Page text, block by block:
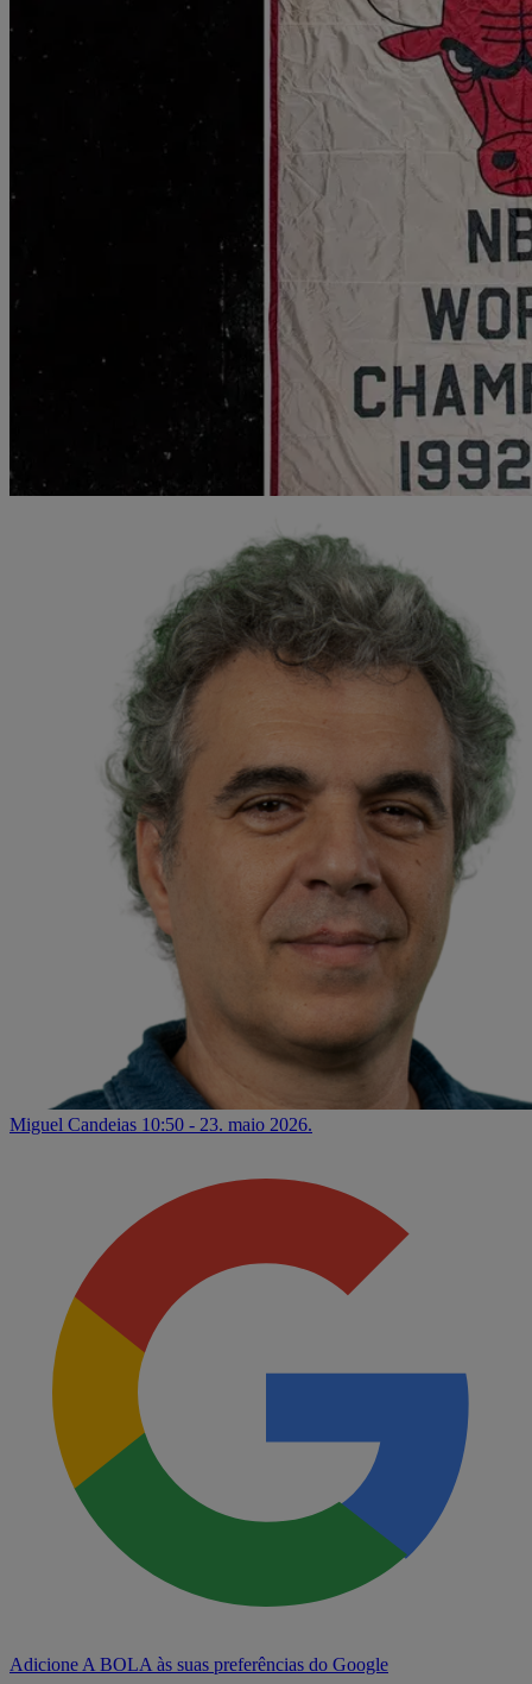
Miguel Candeias 10:50 - 23. maio 2026.
Adicione A BOLA às suas preferências do Google